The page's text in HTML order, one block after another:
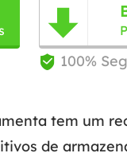

 100%
tem um
de